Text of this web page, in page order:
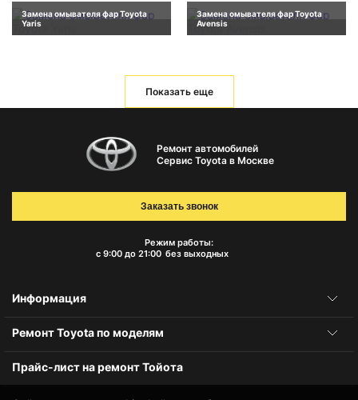
Замена омывателя фар Toyota
Yaris
Замена омывателя фар Toyota
Avensis
Показать еще
Ремонт автомобилей
Сервис Toyota в Москве
Режим работы:
с 9:00 до 21:00 без выходных
Заказать звонок
Информация
Ремонт Toyota по моделям
Прайс-лист на ремонт Тойота